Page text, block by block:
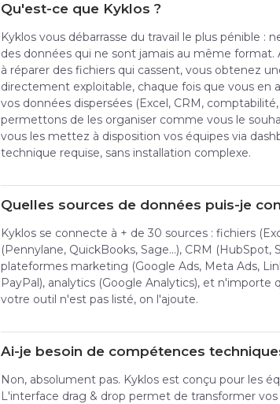
Qu'est-ce que Kyklos ?
Kyklos vous débarrasse du travail le plus pénible :
des données qui ne sont jamais au même format.
à réparer des fichiers qui cassent, vous obtenez
directement exploitable, chaque fois que vous en
vos données dispersées (Excel, CRM,
permettons de les organiser comme vous le
vous les mettez à disposition vos équipes via
technique requise, sans installation complexe.
Quelles sources de données puis-je
Kyklos se connecte à + de 30 sources : fichiers
(Pennylane, QuickBooks, Sage...), CRM (HubSpot,
plateformes marketing (Google Ads, Meta Ads,
PayPal), analytics (Google Analytics), et n'importe
votre outil n'est pas listé, on l'ajoute.
Ai-je besoin de compétences
Non, absolument pas. Kyklos est conçu pour les
L'interface drag & drop permet de transformer